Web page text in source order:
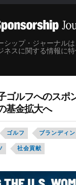
シップ・ジャーナル
ネスに関する情報に
ゴルフへのスポ
基金拡大へ
ゴルフ ブランディ
社会貢献